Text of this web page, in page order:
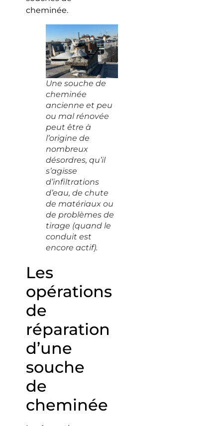
cheminée.
Une souche de
cheminée
ancienne et peu
ou mal rénovée
peut être à
l’origine de
nombreux
désordres, qu’il
s’agisse
d’infiltrations
d’eau, de chute
de matériaux ou
de problèmes de
tirage (quand le
conduit est
encore actif).
Les
opérations
de
réparation
d’une
souche
de
cheminée